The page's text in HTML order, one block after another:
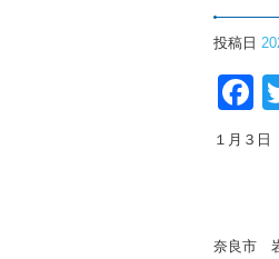
投稿日
１月３
奈良市